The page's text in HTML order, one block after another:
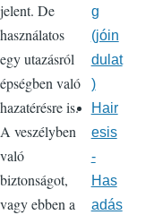
jelent. De
használatos
egy utazásról
épségben való
hazatérésre is.
A veszélyben
való
biztonságot,
vagy ebben a
g
(jóin
dulat
)
Hair
esis
-
Has
adás